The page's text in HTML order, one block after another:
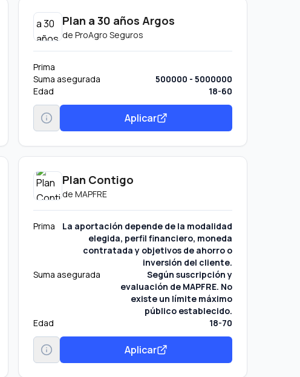
Plan a 30 años Argos
de ProAgro Seguros
Prima
Suma asegurada
500000 - 5000000
Edad
18-60
Aplicar
Plan Contigo
de MAPFRE
Prima
La aportación depende de la modalidad
elegida, perfil financiero, moneda
contratada y objetivos de ahorro o
inversión del cliente.
Suma asegurada
Según suscripción y
evaluación de MAPFRE. No
existe un límite máximo
público establecido.
Edad
18-70
Aplicar